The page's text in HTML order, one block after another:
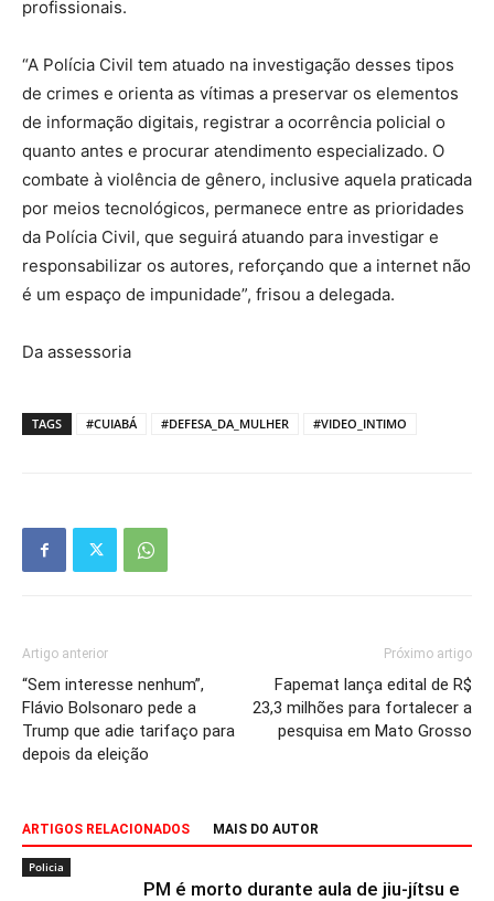
profissionais.
“A Polícia Civil tem atuado na investigação desses tipos
de crimes e orienta as vítimas a preservar os elementos
de informação digitais, registrar a ocorrência policial o
quanto antes e procurar atendimento especializado. O
combate à violência de gênero, inclusive aquela praticada
por meios tecnológicos, permanece entre as prioridades
da Polícia Civil, que seguirá atuando para investigar e
responsabilizar os autores, reforçando que a internet não
é um espaço de impunidade”, frisou a delegada.
Da assessoria
TAGS #CUIABÁ #DEFESA_DA_MULHER #VIDEO_INTIMO
Artigo anterior
“Sem interesse nenhum”,
Flávio Bolsonaro pede a
Trump que adie tarifaço para
depois da eleição
Próximo artigo
Fapemat lança edital de R$
23,3 milhões para fortalecer a
pesquisa em Mato Grosso
ARTIGOS RELACIONADOS MAIS DO AUTOR
Policia
PM é morto durante aula de jiu-jítsu e